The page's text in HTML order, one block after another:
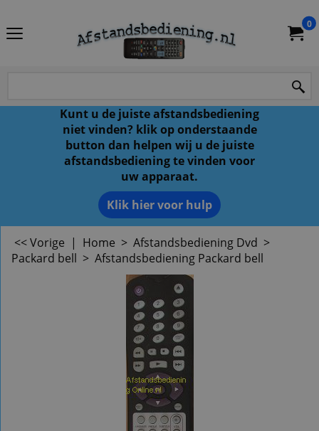
0
Kunt u de juiste afstandsbediening
niet vinden? klik op onderstaande
button dan helpen wij u de juiste
afstandsbediening te vinden voor
uw apparaat.
Klik hier voor hulp
<< Vorige | Home > Afstandsbediening Dvd >
Packard bell > Afstandsbediening Packard bell